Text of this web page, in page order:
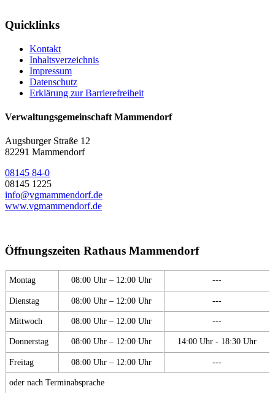
Quicklinks
Kontakt
Inhaltsverzeichnis
Impressum
Datenschutz
Erklärung zur Barrierefreiheit
Verwaltungsgemeinschaft Mammendorf
Augsburger Straße 12
82291 Mammendorf
08145 84-0
08145 1225
info@vgmammendorf.de
www.vgmammendorf.de
Öffnungszeiten Rathaus Mammendorf
Montag 08:00 Uhr – 12:00 Uhr ---
Dienstag 08:00 Uhr – 12:00 Uhr ---
Mittwoch 08:00 Uhr – 12:00 Uhr ---
Donnerstag 08:00 Uhr – 12:00 Uhr 14:00 Uhr - 18:30 Uhr
Freitag 08:00 Uhr – 12:00 Uhr ---
oder nach Terminabsprache